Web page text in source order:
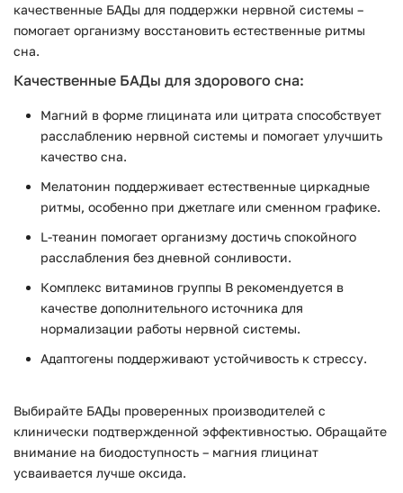
качественные БАДы для поддержки нервной системы –
помогает организму восстановить естественные ритмы
сна.
Качественные БАДы для здорового сна:
Магний в форме глицината или цитрата способствует
расслаблению нервной системы и помогает улучшить
качество сна.
Мелатонин поддерживает естественные циркадные
ритмы, особенно при джетлаге или сменном графике.
L-теанин помогает организму достичь спокойного
расслабления без дневной сонливости.
Комплекс витаминов группы B рекомендуется в
качестве дополнительного источника для
нормализации работы нервной системы.
Адаптогены поддерживают устойчивость к стрессу.
Выбирайте БАДы проверенных производителей с
клинически подтвержденной эффективностью. Обращайте
внимание на биодоступность – магния глицинат
усваивается лучше оксида.